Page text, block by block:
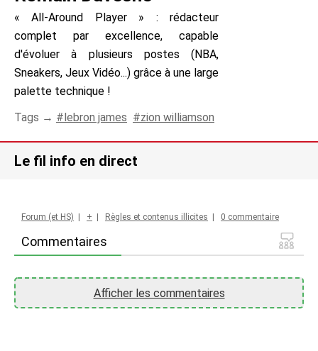
« All-Around Player » : rédacteur
complet par excellence, capable
d'évoluer à plusieurs postes (NBA,
Sneakers, Jeux Vidéo...) grâce à une large
palette technique !
Tags →
lebron james zion williamson
Le fil info en direct
Commentaires
Forum (et HS) + Règles et contenus illicites 0 commentaire
Afficher les commentaires